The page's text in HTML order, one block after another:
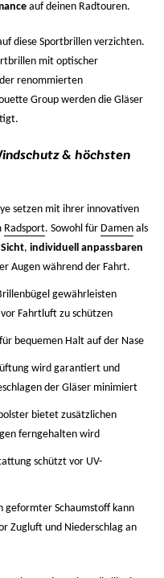
auf deinen Radtouren.
diese Sportbrillen verzichten.
mit optischer
renommierten
Group werden die Gläser
& höchsten
setzen mit ihrer innovativen
Radsport. Sowohl für Damen als
, individuell anpassbaren
Augen während der Fahrt.
gewährleisten
Fahrtluft zu schützen
bequemen Halt auf der Nase
wird garantiert und
der Gläser minimiert
bietet zusätzlichen
ferngehalten wird
schützt vor UV-
geformter Schaumstoff kann
Zugluft und Niederschlag an